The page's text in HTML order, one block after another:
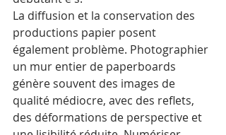
La diffusion et la conservation des
productions papier posent
également problème. Photographier
un mur entier de paperboards
génère souvent des images de
qualité médiocre, avec des reflets,
des déformations de perspective et